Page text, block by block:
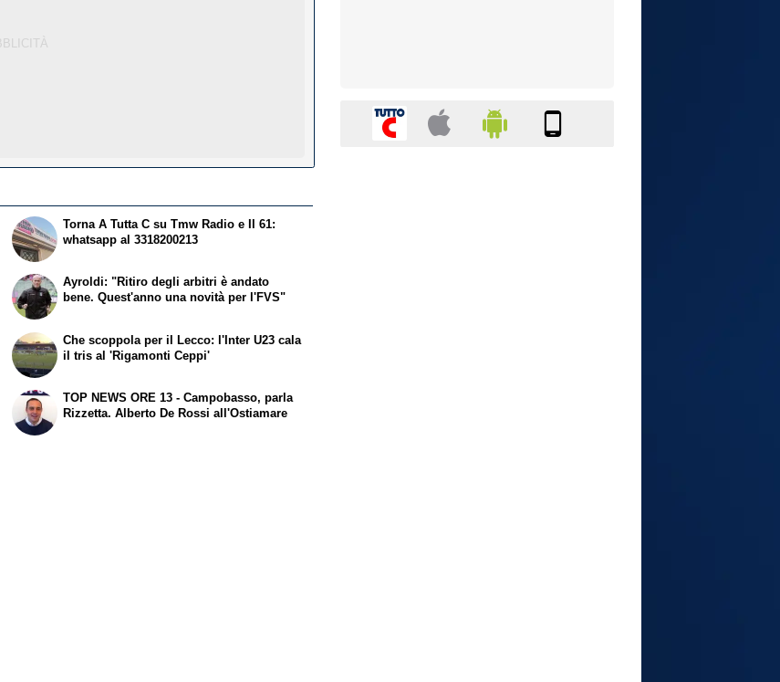
Torna A Tutta C su Tmw Radio e Il 61:
whatsapp al 3318200213
Ayroldi: "Ritiro degli arbitri è andato
bene. Quest'anno una novità per l'FVS"
Che scoppola per il Lecco: l'Inter U23 cala
il tris al 'Rigamonti Ceppi'
TOP NEWS ORE 13 - Campobasso, parla
Rizzetta. Alberto De Rossi all'Ostiamare